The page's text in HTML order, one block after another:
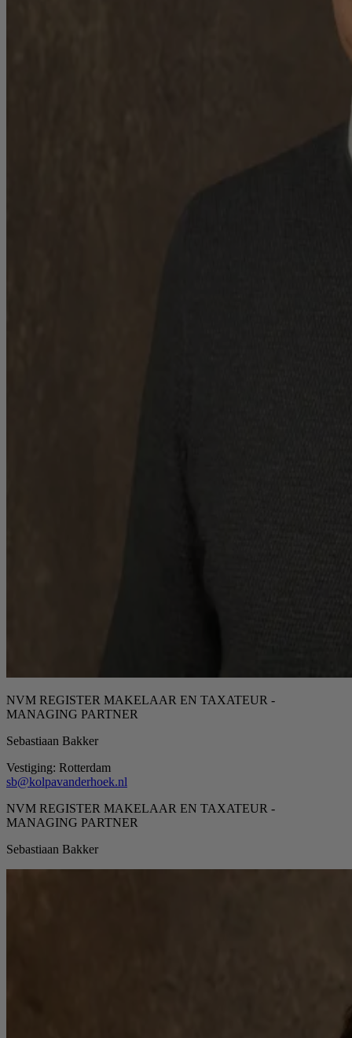
NVM REGISTER MAKELAAR EN TAXATEUR -
MANAGING PARTNER
Sebastiaan Bakker
Vestiging: Rotterdam
sb@kolpavanderhoek.nl
NVM REGISTER MAKELAAR EN TAXATEUR -
MANAGING PARTNER
Sebastiaan Bakker